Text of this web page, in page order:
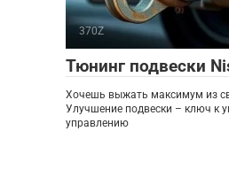
370Z
Тюнинг подвески
Хочешь выжать максимум из
Улучшение подвески – ключ к
управлению